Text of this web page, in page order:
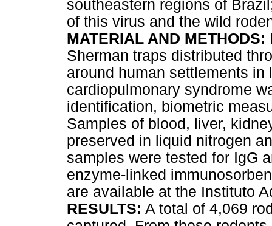
southeastern regions of
of this virus and the wild
MATERIAL AND METHODS:
Sherman traps distributed
around human settlements
cardiopulmonary syndrome
identification, biometric
Samples of blood, liver,
preserved in liquid nitrogen
samples were tested for IgG
enzyme-linked
are available at the Instituto
RESULTS: A total of 4,069